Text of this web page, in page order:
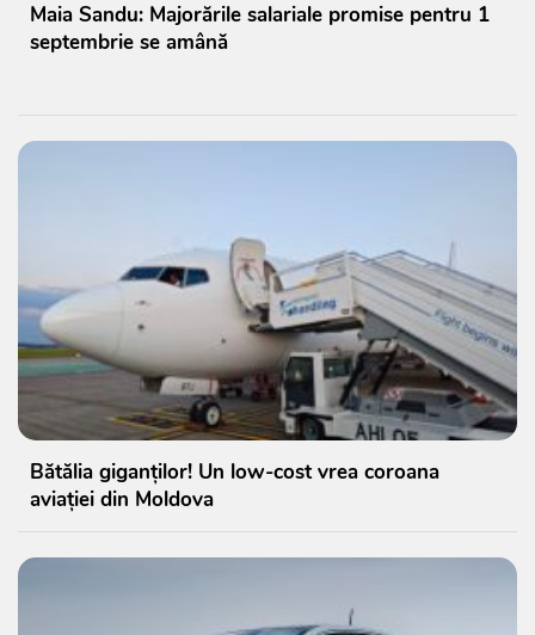
Maia Sandu: Majorările salariale promise pentru 1
septembrie se amână
Bătălia giganților! Un low-cost vrea coroana
aviației din Moldova